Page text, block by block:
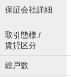
保証会社詳細
取引態様 /
賃貸区分
総戸数